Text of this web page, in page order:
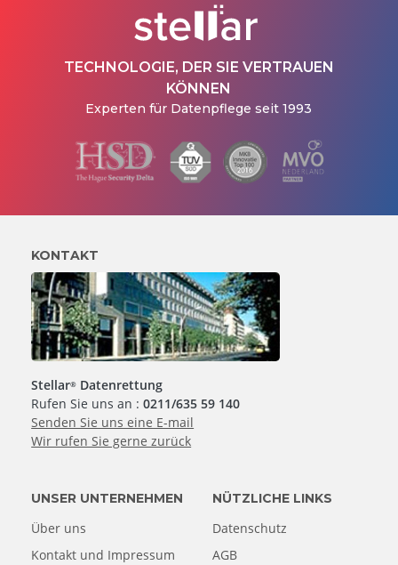
TECHNOLOGIE, DER SIE VERTRAUEN
KÖNNEN
Experten für Datenpflege seit 1993
KONTAKT
Stellar® Datenrettung
Rufen Sie uns an :0211/635 59 140
Senden Sie uns eine E-mail
Wir rufen Sie gerne zurück
UNSER UNTERNEHMEN
Über uns
Kontakt und Impressum
NÜTZLICHE LINKS
Datenschutz
AGB